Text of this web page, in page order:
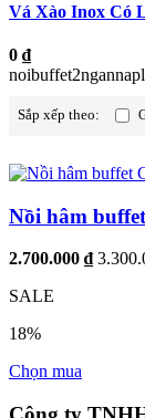
Vá Xào Inox Có
0 ₫
Sắp xếp theo:
Nồi hâm
2.700.000 ₫
SALE
18%
Chọn mua